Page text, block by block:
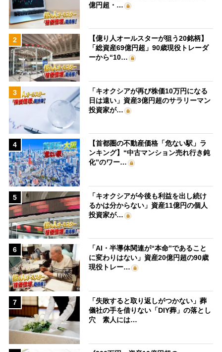
億円超・…
2
【億り人オールスターが狙う20銘柄】
「総資産69億円超」90歳現役トレーダ
ーから“10…
3
「キオクシアが再び株価10万円になる
日は遠い」資産3億円超のサラリーマン
投資家が…
4
【首都圏の不動産価格「危ない駅」ラ
ンキング】“中古マンション売れ行き鈍
化”のワー…
5
「キオクシアが今後も利益を出し続け
るかは分からない」資産11億円の個人
投資家が…
6
「AI・半導体関連が“本命”であること
に変わりはない」資産20億円超の90歳
現役トレー…
7
「失敗すると取り返しがつかない」葬
儀社の手を借りない「DIY葬」の落とし
穴 素人には…